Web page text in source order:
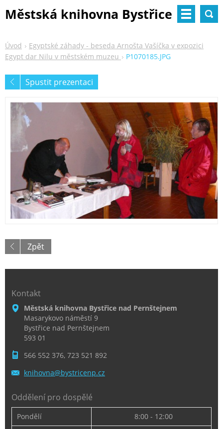
Městská knihovna Bystřice
Úvod
Egyptské záhady - beseda Arnošta Vašíčka v expozici
Egypt dar Nilu v městském muzeu
P1070185.JPG
Spustit prezentaci
Zpět
Kontakt
Městská knihovna Bystřice nad Pernštejnem
Masarykovo náměstí 9
Bystřice nad Pernštejnem
593 01
566 552 376, 723 521 892
knihovna@bystricenp.cz
Oddělení pro dospělé
Pondělí
8:00 - 12:00